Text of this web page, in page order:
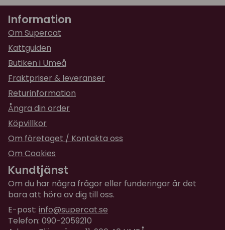
Information
Om Supercat
Kattguiden
Butiken i Umeå
Fraktpriser & leveranser
Returinformation
Ångra din order
Köpvillkor
Om företaget / Kontakta oss
Om Cookies
Kundtjänst
Om du har några frågor eller funderingar är det
bara att höra av dig till oss.
E-post: info@supercat.se
Telefon: 090-2059210